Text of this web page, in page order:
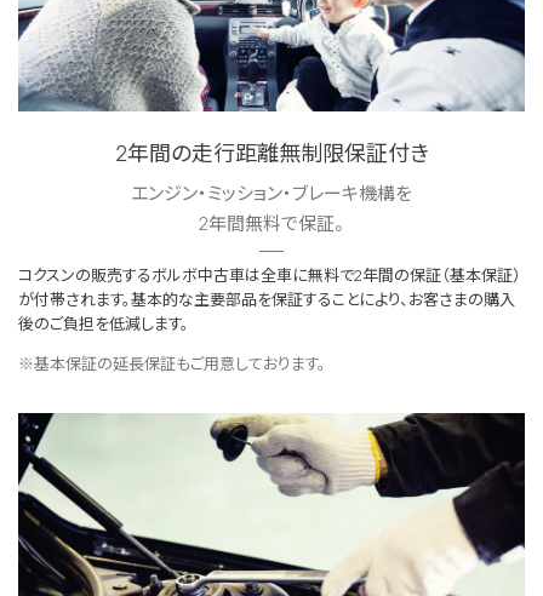
2年間の走行距離無制限保証付き
エンジン・ミッション・ブレーキ機構を
2年間無料で保証。
コクスンの販売するボルボ中古車は全車に無料で2年間の保証（基本保証）
が付帯されます。基本的な主要部品を保証することにより、お客さまの購入
後のご負担を低減します。
※基本保証の延長保証もご用意しております。